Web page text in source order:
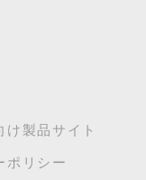
レーター
スリーブ
ーダメージ
ク残存
チ
イザー
盤
クス番号
レコードコンディ
カバーコンディショ
ー / 再発
ス
/ロックド・グルーヴ/
ダメージ
ックス
け製品サイト
ポリシー